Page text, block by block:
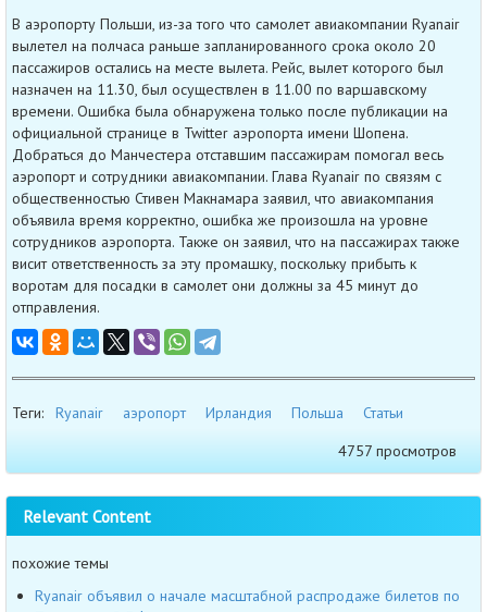
В аэропорту Польши, из-за того что самолет авиакомпании Ryanair
вылетел на полчаса раньше запланированного срока около 20
пассажиров остались на месте вылета. Рейс, вылет которого был
назначен на 11.30, был осуществлен в 11.00 по варшавскому
времени. Ошибка была обнаружена только после публикации на
официальной странице в Twitter аэропорта имени Шопена.
Добраться до Манчестера отставшим пассажирам помогал весь
аэропорт и сотрудники авиакомпании. Глава Ryanair по связям с
общественностью Стивен Макнамара заявил, что авиакомпания
объявила время корректно, ошибка же произошла на уровне
сотрудников аэропорта. Также он заявил, что на пассажирах также
висит ответственность за эту промашку, поскольку прибыть к
воротам для посадки в самолет они должны за 45 минут до
отправления.
Теги: Ryanair аэропорт Ирландия Польша
Статьи
4757 просмотров
Relevant Content
похожие темы
Ryanair объявил о начале масштабной распродаже билетов по